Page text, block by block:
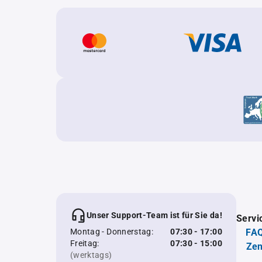
Unser Support-Team ist für Sie da!
Montag - Donnerstag:
07:30 - 17:00
Freitag:
07:30 - 15:00
(werktags)